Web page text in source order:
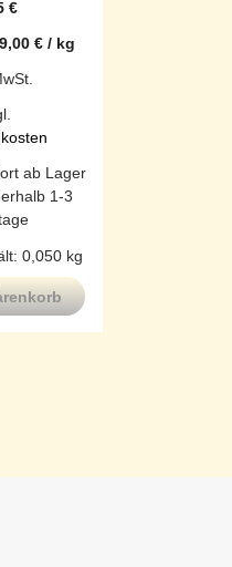
€
€ / kg
ab Lager
1-3
0,050 kg